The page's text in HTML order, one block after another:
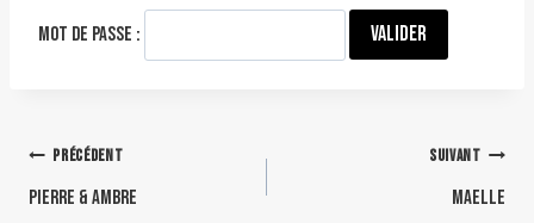
Mot de passe :
PRÉCÉDENT
pierre & ambre
SUIVANT
Maelle